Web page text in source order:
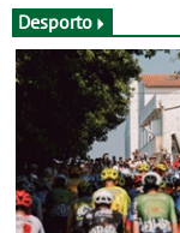
Desporto